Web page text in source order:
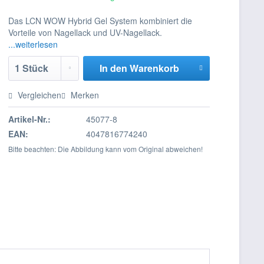
Das LCN WOW Hybrid Gel System kombiniert die
Vorteile von Nagellack und UV-Nagellack.
...weiterlesen
In den Warenkorb
Vergleichen Merken
Artikel-Nr.:
45077-8
EAN:
4047816774240
Bitte beachten: Die Abbildung kann vom Original abweichen!